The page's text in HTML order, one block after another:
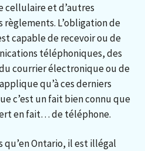
cellulaire et d’autres
règlements. L’obligation de
capable de recevoir ou de
téléphoniques, des
courrier électronique ou de
qu’à ces derniers
c’est un fait bien connu que
en fait… de téléphone.
Ontario, il est illégal